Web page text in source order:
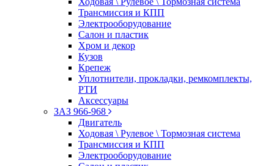
Трансмиссия и КПП
Электрооборудование
Салон и пластик
Хром и декор
Кузов
Крепеж
Уплотнители, прокладки, ремкомплекты,
РТИ
Аксессуары
ЗАЗ 966-968
Двигатель
Ходовая \ Рулевое \ Тормозная система
Трансмиссия и КПП
Электрооборудование